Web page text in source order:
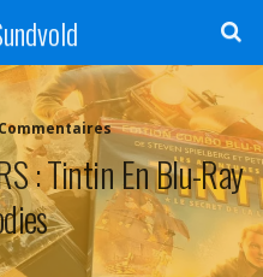
Commentaires
: Tintin En Blu-Ray